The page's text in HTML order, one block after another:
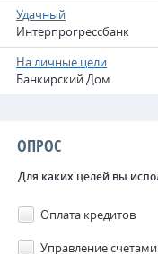
Удачный
Интерпрогрессбанк
На личные цели
Банкирский Дом
ОПРОС
Для каких целей вы
Оплата кредитов
Управление счетами